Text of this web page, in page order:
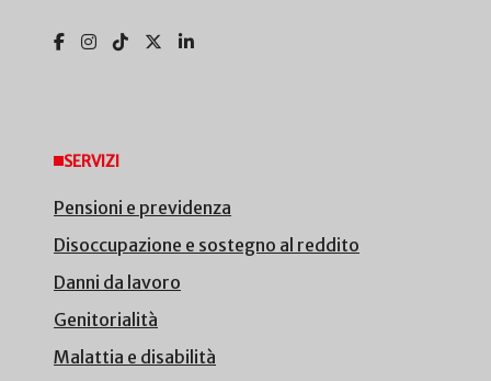
SERVIZI
Pensioni e previdenza
Disoccupazione e sostegno al reddito
Danni da lavoro
Genitorialità
Malattia e disabilità